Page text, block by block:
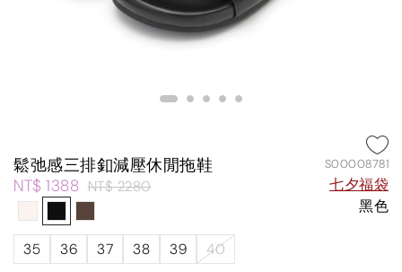
鬆弛感三排釦減壓休閒拖鞋 S00008781
NT$ 1388 NT$ 2280
七夕福袋
黑色
35 36 37 38 39
40